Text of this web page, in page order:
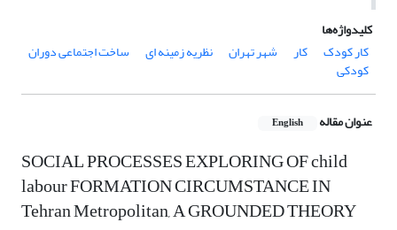
کلیدواژه‌ها
کار کودک
کار شهر تهران نظریه زمینه ای ساخت اجتماعی دوران
کودکی
عنوان مقاله English
SOCIAL PROCESSES EXPLORING OF child
labour FORMATION CIRCUMSTANCE IN
Tehran Metropolitan, A GROUNDED THEORY